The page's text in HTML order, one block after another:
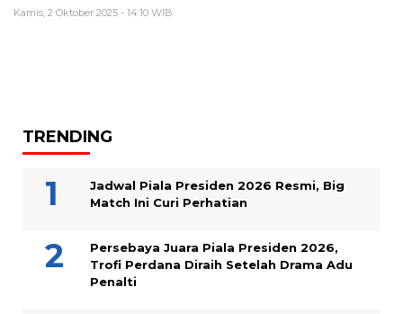
Kamis, 2 Oktober 2025 - 14:10 WIB
TRENDING
Jadwal Piala Presiden 2026 Resmi, Big
Match Ini Curi Perhatian
Persebaya Juara Piala Presiden 2026,
Trofi Perdana Diraih Setelah Drama Adu
Penalti